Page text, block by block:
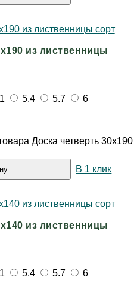
из лиственницы
5.4 5.7
6
Доска четверть
В 1 клик
из лиственницы
5.4 5.7
6